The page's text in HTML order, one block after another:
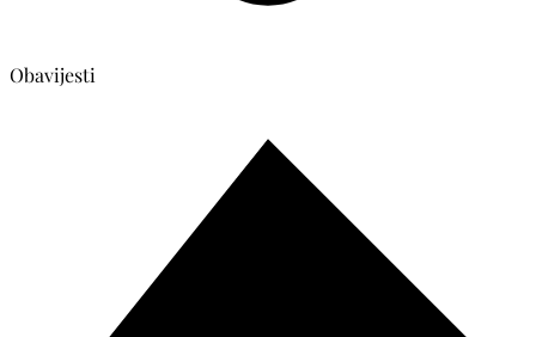
Obavijesti